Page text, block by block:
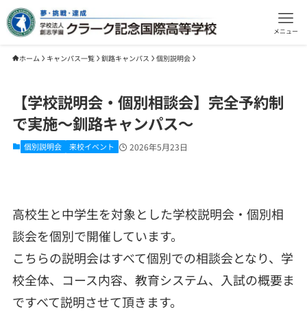
メニュー
ホーム キャンパス一覧 釧路キャンパス 個別説明会
【学校説明会・個別相談会】完全予約制
で実施～釧路キャンパス～
個別説明会 来校イベント 2026年5月23日
高校生と中学生を対象とした学校説明会・個別相
談会を個別で開催しています。
こちらの説明会はすべて個別での相談会となり、学
校全体、コース内容、教育システム、入試の概要ま
ですべて説明させて頂きます。